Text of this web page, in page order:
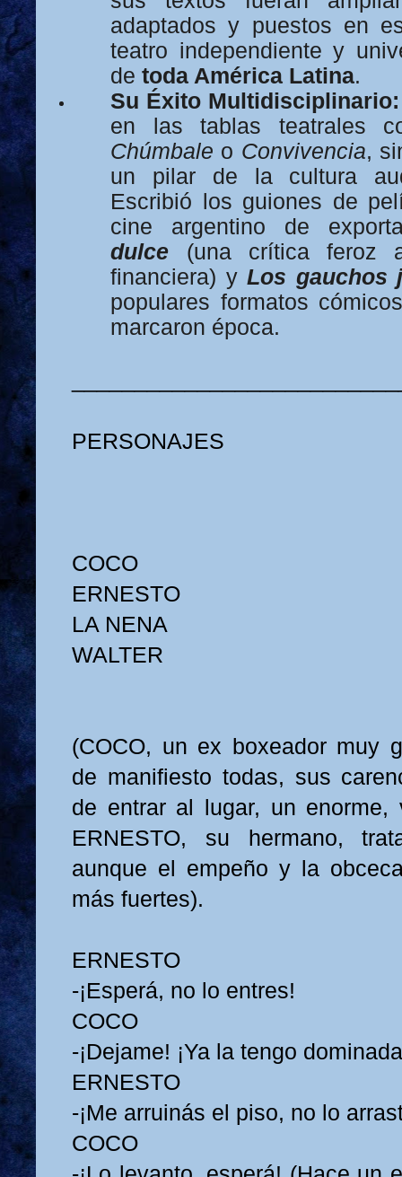
adaptados y puestos en
teatro independiente y
detoda América Latina.
Su Éxito Multidisciplinario:
en las tablas teatrales
Chúmbale o Convivencia,
un pilar de la cultura
Escribió los guiones de
cine argentino de
dulce (una crítica feroz
financiera) yLos gauchos
populares formatos
marcaron época.
PERSONAJES
COCO
ERNESTO
LA NENA
WALTER
(COCO, un ex boxeador muy
de manifiesto todas, sus
de entrar al lugar, un
ERNESTO, su hermano,
aunque el empeño y la
más fuertes).
ERNESTO
-¡Esperá, no lo entres!
COCO
-¡Dejame! ¡Ya la tengo
ERNESTO
-¡Me arruinás el piso, no lo
COCO